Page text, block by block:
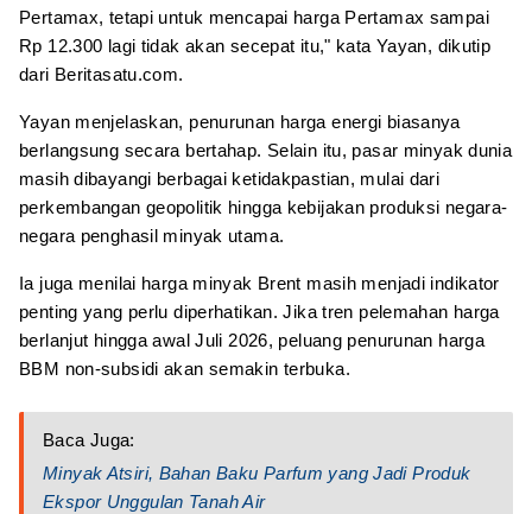
Pertamax, tetapi untuk mencapai harga Pertamax sampai
Rp 12.300 lagi tidak akan secepat itu," kata Yayan, dikutip
dari Beritasatu.com.
Yayan menjelaskan, penurunan harga energi biasanya
berlangsung secara bertahap. Selain itu, pasar minyak dunia
masih dibayangi berbagai ketidakpastian, mulai dari
perkembangan geopolitik hingga kebijakan produksi negara-
negara penghasil minyak utama.
Ia juga menilai harga minyak Brent masih menjadi indikator
penting yang perlu diperhatikan. Jika tren pelemahan harga
berlanjut hingga awal Juli 2026, peluang penurunan harga
BBM non-subsidi akan semakin terbuka.
Baca Juga:
Minyak Atsiri, Bahan Baku Parfum yang Jadi Produk
Ekspor Unggulan Tanah Air